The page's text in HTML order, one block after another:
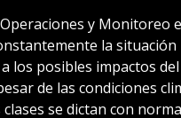
y Monitoreo
la situación
los posibles impactos del
de las condiciones
clases se dictan con